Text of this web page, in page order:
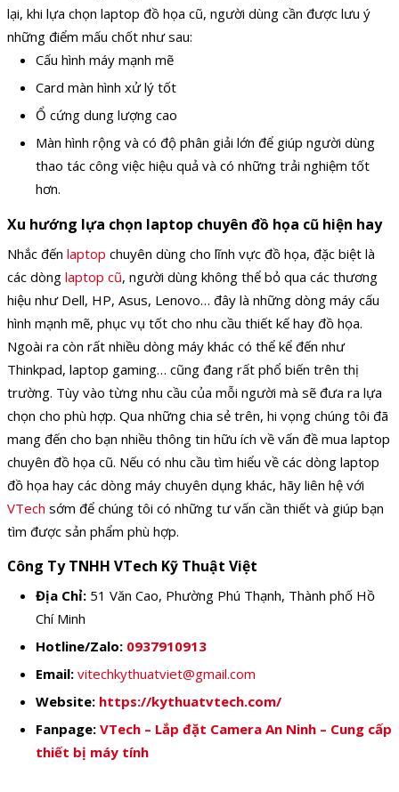
lại, khi lựa chọn laptop đồ họa cũ, người dùng cần được lưu ý
những điểm mấu chốt như sau:
Cấu hình máy mạnh mẽ
Card màn hình xử lý tốt
Ổ cứng dung lượng cao
Màn hình rộng và có độ phân giải lớn để giúp người dùng
thao tác công việc hiệu quả và có những trải nghiệm tốt
hơn.
Xu hướng lựa chọn laptop chuyên đồ họa cũ hiện hay
Nhắc đến laptop chuyên dùng cho lĩnh vực đồ họa, đặc biệt là
các dòng laptop cũ, người dùng không thể bỏ qua các thương
hiệu như Dell, HP, Asus, Lenovo… đây là những dòng máy cấu
hình mạnh mẽ, phục vụ tốt cho nhu cầu thiết kế hay đồ họa.
Ngoài ra còn rất nhiều dòng máy khác có thể kể đến như
Thinkpad, laptop gaming… cũng đang rất phổ biến trên thị
trường. Tùy vào từng nhu cầu của mỗi người mà sẽ đưa ra lựa
chọn cho phù hợp. Qua những chia sẻ trên, hi vọng chúng tôi đã
mang đến cho bạn nhiều thông tin hữu ích về vấn đề mua laptop
chuyên đồ họa cũ. Nếu có nhu cầu tìm hiểu về các dòng laptop
đồ họa hay các dòng máy chuyên dụng khác, hãy liên hệ với
VTech sớm để chúng tôi có những tư vấn cần thiết và giúp bạn
tìm được sản phẩm phù hợp.
Công Ty TNHH VTech Kỹ Thuật Việt
Địa Chỉ: 51 Văn Cao, Phường Phú Thạnh, Thành phố Hồ
Chí Minh
Hotline/Zalo: 0937910913
Email: vitechkythuatviet@gmail.com
Website: https://kythuatvtech.com/
Fanpage: VTech – Lắp đặt Camera An Ninh – Cung cấp
thiết bị máy tính